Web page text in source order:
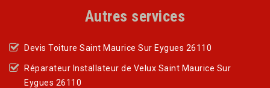
Autres services
Devis Toiture Saint Maurice Sur Eygues 26110
Réparateur Installateur de Velux Saint Maurice Sur
Eygues 26110